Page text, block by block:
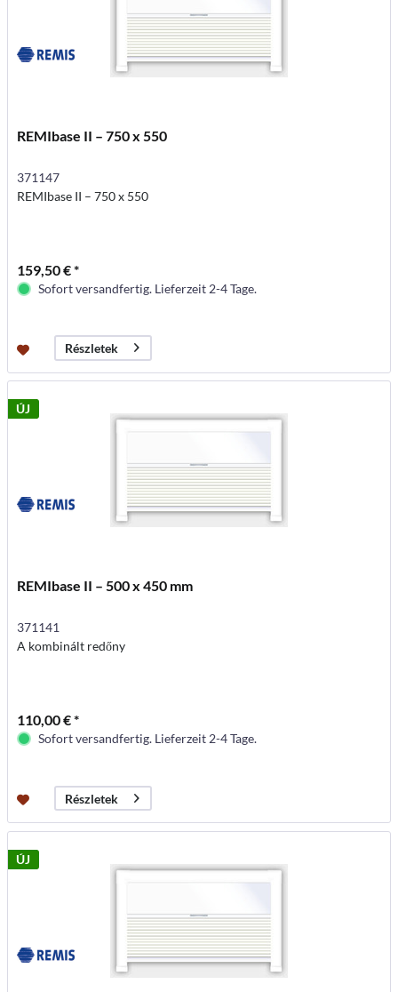
REMIbase II – 750 x 550
371147
REMIbase II – 750 x 550
159,50 € *
Sofort versandfertig. Lieferzeit 2-4 Tage.
Részletek
ÚJ
REMIbase II – 500 x 450 mm
371141
A kombinált redőny
110,00 € *
Sofort versandfertig. Lieferzeit 2-4 Tage.
Részletek
ÚJ